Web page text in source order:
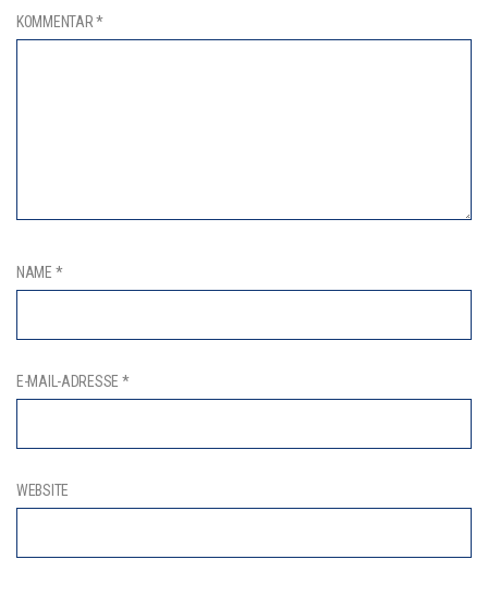
KOMMENTAR*
NAME *
E-MAIL-ADRESSE *
WEBSITE